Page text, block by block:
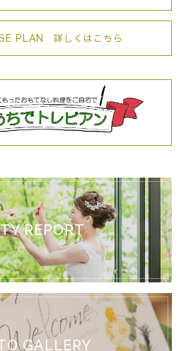
PLAN 詳しくはこちら
REPORT
GALLERY